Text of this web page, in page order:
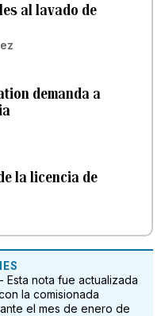
al lavado de
demanda a
la licencia de
nota fue actualizada
la comisionada
el mes de enero de